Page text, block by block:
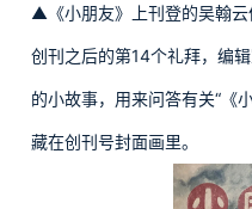
▲《小朋友》上刊登的吴翰云
创刊之后的第14个礼拜，编
的小故事，用来问答有关“《
藏在创刊号封面画里。